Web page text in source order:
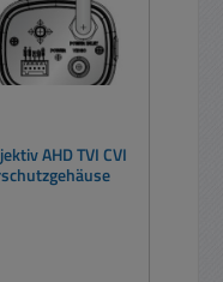
AHD TVI CVI